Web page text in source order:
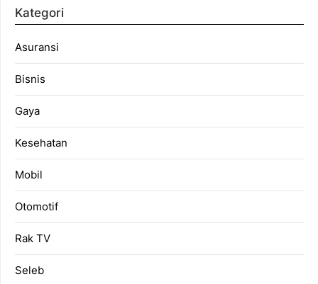
Kategori
Asuransi
Bisnis
Gaya
Kesehatan
Mobil
Otomotif
Rak TV
Seleb